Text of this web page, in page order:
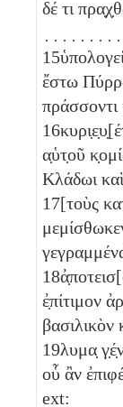
δέ τι
15
ἔστω
16
α̣ὑτ̣οῦ
Κλάδωι
17[τοὺς
18
ἐ̣πίτιμον
19λυμα̣
οὗ ἂν
ext: